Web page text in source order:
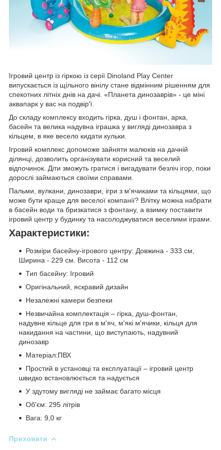
Ігровий центр із гіркою із серії Dinoland Play Center
випускається із щільного вінілу стане відмінним рішенням для
спекотних літніх днів на дачі. «Планета динозаврів» - це міні
аквапарк у вас на подвір'ї.
До складу комплексу входить гірка, душ і фонтан, арка,
басейн та велика надувна іграшка у вигляді динозавра з
кільцем, в яке весело кидати кульки.
Ігровий комплекс допоможе зайняти малюків на дачній
ділянці, дозволить організувати корисний та веселий
відпочинок. Діти зможуть гратися і вигадувати безліч ігор, поки
дорослі займаються своїми справами.
Пальми, вулкани, динозаври, ігри з м'ячиками та кільцями, що
може бути краще для веселої компанії? Влітку можна набрати
в басейн води та бризкатися з фонтану, а взимку поставити
ігровий центр у будинку та насолоджуватися веселими іграми.
Характеристики:
Розміри басейну-ігрового центру: Довжина - 333 см,
Ширина - 229 см. Висота - 112 см
Тип басейну: Ігровий
Оригінальний, яскравий дизайн
Незалежні камери безпеки
Незвичайна комплектація – гірка, душ-фонтан,
надувне кільце для гри в м'яч, м'які м'ячики, кільця для
накидання на частини, що виступають, надувний
динозавр
Матеріал:ПВХ
Простий в установці та експлуатації – ігровий центр
швидко встановлюється та надується
У здутому вигляді не займає багато місця
Об'єм: 295 літрів
Вага: 9,0 кг
Приховати